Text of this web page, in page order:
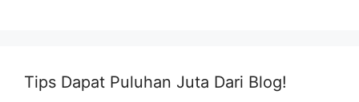
Tips Dapat Puluhan Juta Dari Blog!